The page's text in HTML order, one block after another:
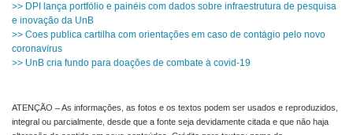
>> DPI lança portfólio e painéis com dados sobre infraestrutura de pesquisa
e inovação da UnB
>> Coes publica cartilha com orientações em caso de contágio pelo novo
coronavírus
>> UnB cria fundo para doações de combate à covid-19
ATENÇÃO – As informações, as fotos e os textos podem ser usados e reproduzidos,
integral ou parcialmente, desde que a fonte seja devidamente citada e que não haja